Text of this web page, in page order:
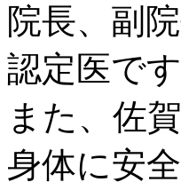
院長、副
認定医です
また、佐
身体に安